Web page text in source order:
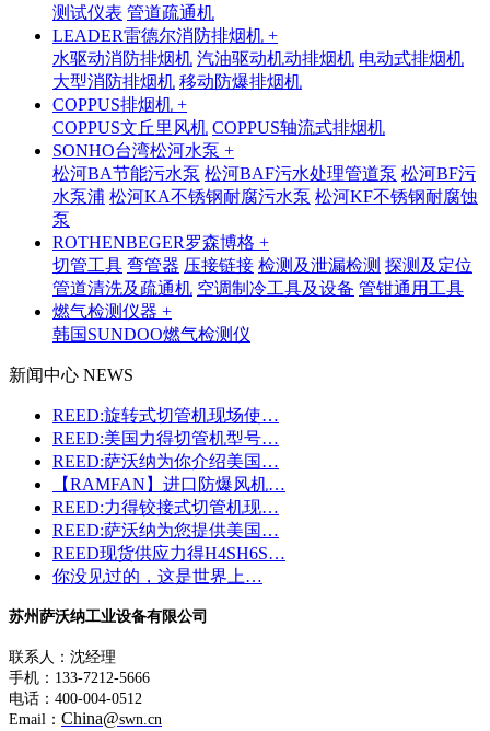
测试仪表 管道疏通机
LEADER雷德尔消防排烟机 +
水驱动消防排烟机 汽油驱动机动排烟机 电动式排烟机
大型消防排烟机 移动防爆排烟机
COPPUS排烟机 +
COPPUS文丘里风机 COPPUS轴流式排烟机
SONHO台湾松河水泵 +
松河BA节能污水泵 松河BAF污水处理管道泵 松河BF污
水泵浦 松河KA不锈钢耐腐污水泵 松河KF不锈钢耐腐蚀
泵
ROTHENBEGER罗森博格 +
切管工具 弯管器 压接链接 检测及泄漏检测 探测及定位
管道清洗及疏通机 空调制冷工具及设备 管钳通用工具
燃气检测仪器 +
韩国SUNDOO燃气检测仪
新闻中心 NEWS
REED:旋转式切管机现场使…
REED:美国力得切管机型号…
REED:萨沃纳为你介绍美国…
【RAMFAN】进口防爆风机…
REED:力得铰接式切管机现…
REED:萨沃纳为您提供美国…
REED现货供应力得H4SH6S…
你没见过的，这是世界上…
苏州萨沃纳工业设备有限公司
联系人：沈经理
手机：133-7212-5666
电话：400-004-0512
Email： China@swn.cn